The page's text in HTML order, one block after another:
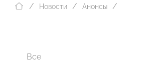
Новости Анонсы
Все